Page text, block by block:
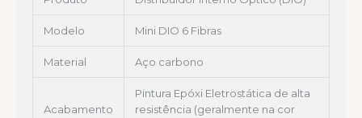
Modelo Mini DIO 6 Fibras
Material Aço carbono
Acabamento
Pintura Epóxi Eletrostática de alta
resistência (geralmente na cor